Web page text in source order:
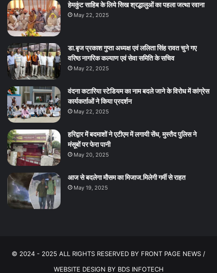
हेमकुंट साहिब के लिये सिख श्रद्धालुओं का पहला जत्था रवाना
May 22, 2025
डा.बृज प्रकाश गुप्ता अध्यक्ष एवं ललिता सिंह रावत चुने गए
वरिष्ठ नागरिक कल्याण एवं सेवा समिति के सचिव
May 22, 2025
वंदना कटारिया स्टेडियम का नाम बदले जाने के विरोध में कांग्रेस
कार्यकर्ताओं ने किया प्रदर्शन
May 22, 2025
हरिद्वार में बदमाशों ने एटीएम में लगायी सेंध, मुस्तैद पुलिस ने
मंसूबों पर फेरा पानी
May 20, 2025
आज से बदलेगा मौसम का मिजाज.मिलेगी गर्मी से राहत
May 19, 2025
© 2024 - 2025 ALL RIGHTS RESERVED BY FRONT PAGE NEWS /
WEBSITE DESIGN BY BDS INFOTECH